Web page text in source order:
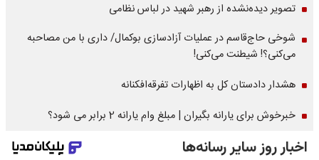
تصویر دیده‌نشده از رهبر شهید در لباس نظامی
شوخی حاج‌قاسم در عملیات آزادسازی بوکمال/ داری با من مصاحبه‌
می‌کنی؟! شیطنت می‌کنی!
هشدار دادستان کل به اظهارات تفرقه‌افکنانه
خبرخوش برای یارانه بگیران | مبلغ وام یارانه 2 برابر می شود؟